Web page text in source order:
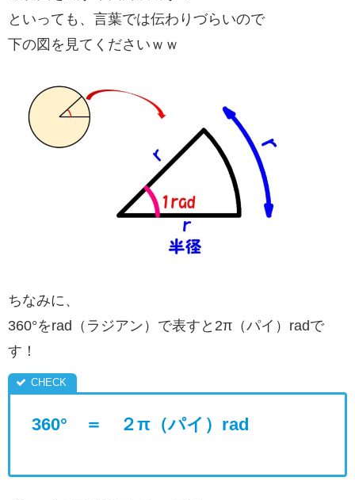
といっても、言葉では伝わりづらいので
下の図を見てくださいｗｗ
ちなみに、
360°をrad（ラジアン）で表すと2π（パイ）radで
す！
360° ＝ ２π（パイ）rad